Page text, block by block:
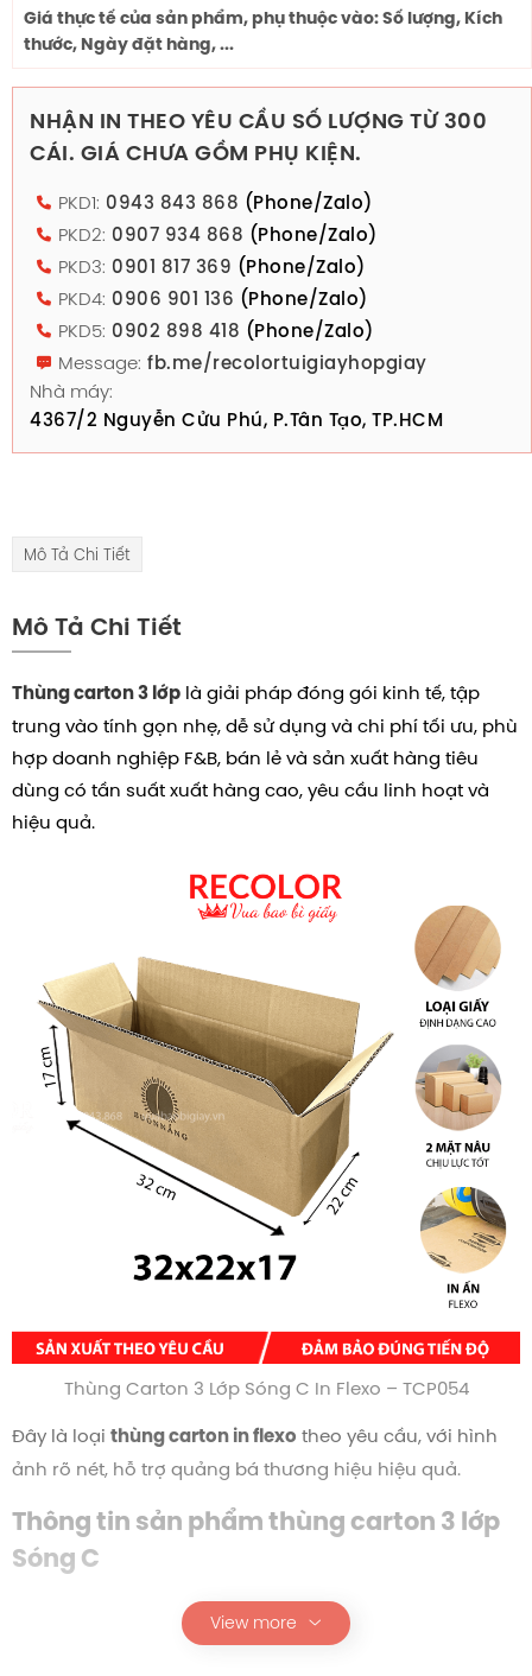
Giá thực tế của sản phẩm, phụ thuộc vào: Số lượng, Kích
thước, Ngày đặt hàng, ...
NHẬN IN THEO YÊU CẦU SỐ LƯỢNG TỪ 300
CÁI. GIÁ CHƯA GỒM PHỤ KIỆN.
PKD1: 0943 843 868 (Phone/Zalo)
PKD2: 0907 934 868 (Phone/Zalo)
PKD3: 0901 817 369 (Phone/Zalo)
PKD4: 0906 901 136 (Phone/Zalo)
PKD5: 0902 898 418 (Phone/Zalo)
Message: fb.me/recolortuigiayhopgiay
Nhà máy:
4367/2 Nguyễn Cửu Phú, P.Tân Tạo, TP.HCM
Mô Tả Chi Tiết
Mô Tả Chi Tiết
Thùng carton 3 lớp là giải pháp đóng gói kinh tế, tập
trung vào tính gọn nhẹ, dễ sử dụng và chi phí tối ưu, phù
hợp doanh nghiệp F&B, bán lẻ và sản xuất hàng tiêu
dùng có tần suất xuất hàng cao, yêu cầu linh hoạt và
hiệu quả.
Thùng Carton 3 Lớp Sóng C In Flexo – TCP054
Đây là loại thùng carton in flexo theo yêu cầu, với hình
ảnh rõ nét, hỗ trợ quảng bá thương hiệu hiệu quả.
Thông tin sản phẩm thùng carton 3 lớp
Sóng C
Thùng carton 3 lớp in flexo sở hữu hình dáng tiêu chuẩn,
dễ dàng xếp chồng, vận chuyển và lưu trữ. Thích hợp
View more